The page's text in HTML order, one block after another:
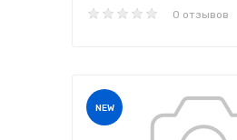
0 отзывов
NEW